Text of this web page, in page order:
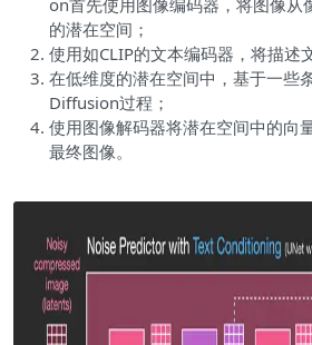
on首先使用图像编码器，将图像从
的潜在空间；
使用如CLIP的文本编码器，将描述
在低维度的潜在空间中，基于一些
Diffusion过程；
使用图像解码器将潜在空间中的向
最终图像。